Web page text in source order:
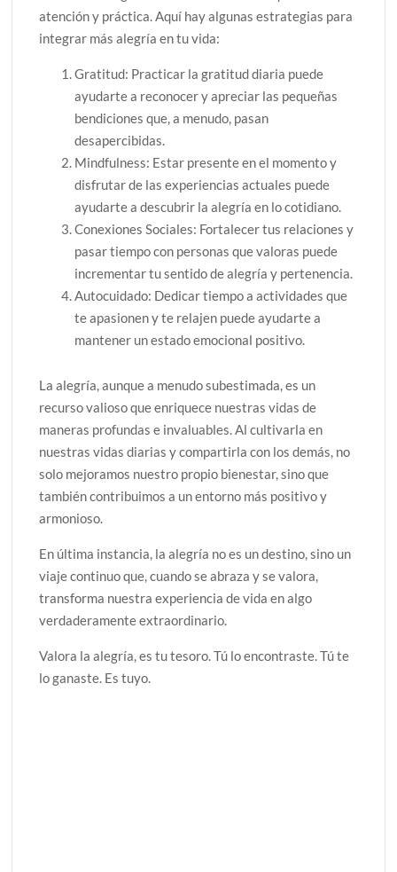
atención y práctica. Aquí hay algunas estrategias para
integrar más alegría en tu vida:
Gratitud: Practicar la gratitud diaria puede
ayudarte a reconocer y apreciar las pequeñas
bendiciones que, a menudo, pasan
desapercibidas.
Mindfulness: Estar presente en el momento y
disfrutar de las experiencias actuales puede
ayudarte a descubrir la alegría en lo cotidiano.
Conexiones Sociales: Fortalecer tus relaciones y
pasar tiempo con personas que valoras puede
incrementar tu sentido de alegría y pertenencia.
Autocuidado: Dedicar tiempo a actividades que
te apasionen y te relajen puede ayudarte a
mantener un estado emocional positivo.
La alegría, aunque a menudo subestimada, es un
recurso valioso que enriquece nuestras vidas de
maneras profundas e invaluables. Al cultivarla en
nuestras vidas diarias y compartirla con los demás, no
solo mejoramos nuestro propio bienestar, sino que
también contribuimos a un entorno más positivo y
armonioso.
En última instancia, la alegría no es un destino, sino un
viaje continuo que, cuando se abraza y se valora,
transforma nuestra experiencia de vida en algo
verdaderamente extraordinario.
Valora la alegría, es tu tesoro. Tú lo encontraste. Tú te
lo ganaste. Es tuyo.